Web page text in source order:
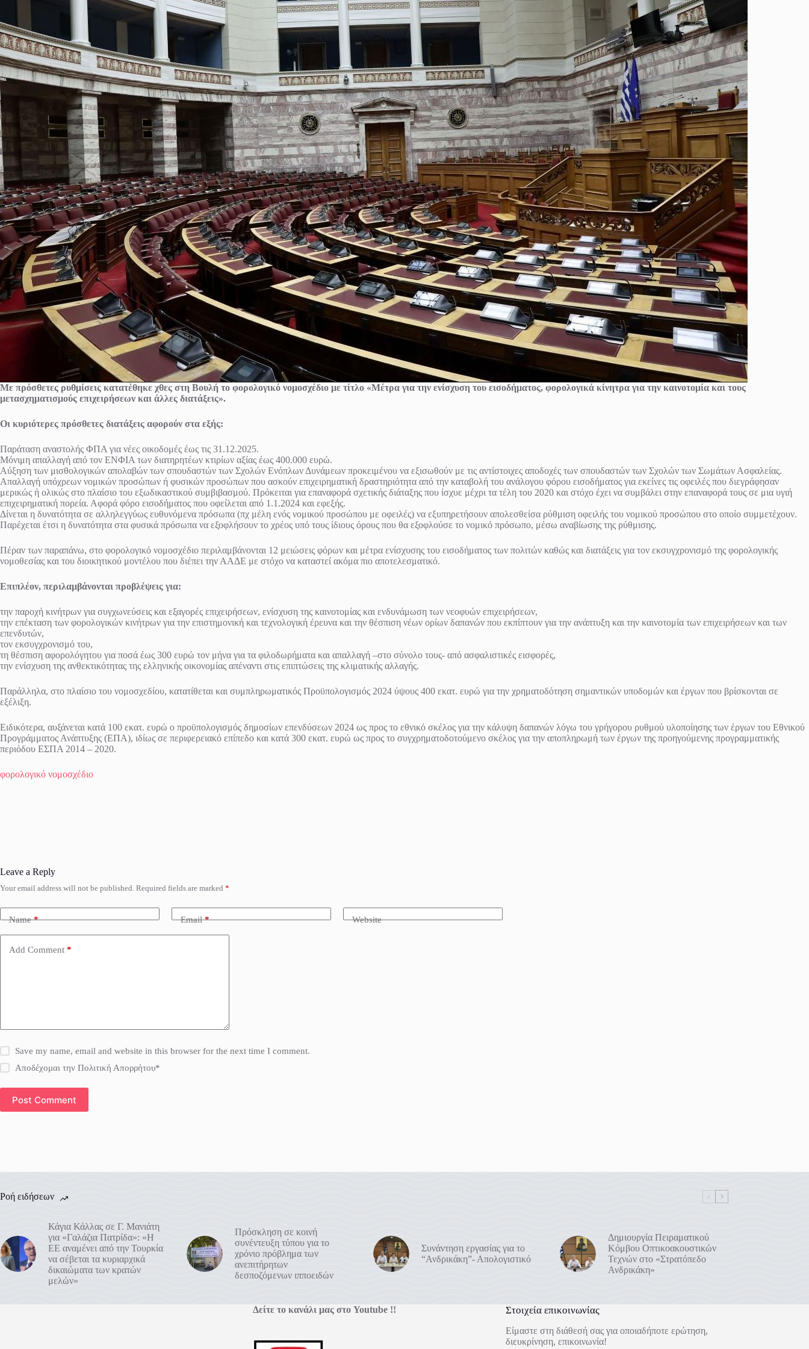
Με πρόσθετες ρυθμίσεις κατατέθηκε χθες στη Βουλή το φορολογικό νομοσχέδιο με τίτλο «Μέτρα για την ενίσχυση του εισοδήματος, φορολογικά κίνητρα για την καινοτομία και τους
μετασχηματισμούς επιχειρήσεων και άλλες διατάξεις».
Οι κυριότερες πρόσθετες διατάξεις αφορούν στα εξής:
Παράταση αναστολής ΦΠΑ για νέες οικοδομές έως τις 31.12.2025.
Μόνιμη απαλλαγή από τον ΕΝΦΙΑ των διατηρητέων κτιρίων αξίας έως 400.000 ευρώ.
Αύξηση των μισθολογικών απολαβών των σπουδαστών των Σχολών Ενόπλων Δυνάμεων προκειμένου να εξισωθούν με τις αντίστοιχες αποδοχές των σπουδαστών των Σχολών των Σωμάτων Ασφαλείας.
Απαλλαγή υπόχρεων νομικών προσώπων ή φυσικών προσώπων που ασκούν επιχειρηματική δραστηριότητα από την καταβολή του ανάλογου φόρου εισοδήματος για εκείνες τις οφειλές που διεγράφησαν
μερικώς ή ολικώς στο πλαίσιο του εξωδικαστικού συμβιβασμού. Πρόκειται για επαναφορά σχετικής διάταξης που ίσχυε μέχρι τα τέλη του 2020 και στόχο έχει να συμβάλει στην επαναφορά τους σε μια υγιή
επιχειρηματική πορεία. Αφορά φόρο εισοδήματος που οφείλεται από 1.1.2024 και εφεξής.
Δίνεται η δυνατότητα σε αλληλεγγύως ευθυνόμενα πρόσωπα (πχ μέλη ενός νομικού προσώπου με οφειλές) να εξυπηρετήσουν απολεσθείσα ρύθμιση οφειλής του νομικού προσώπου στο οποίο συμμετέχουν.
Παρέχεται έτσι η δυνατότητα στα φυσικά πρόσωπα να εξοφλήσουν το χρέος υπό τους ίδιους όρους που θα εξοφλούσε το νομικό πρόσωπο, μέσω αναβίωσης της ρύθμισης.
Πέραν των παραπάνω, στο φορολογικό νομοσχέδιο περιλαμβάνονται 12 μειώσεις φόρων και μέτρα ενίσχυσης του εισοδήματος των πολιτών καθώς και διατάξεις για τον εκσυγχρονισμό της φορολογικής
νομοθεσίας και του διοικητικού μοντέλου που διέπει την ΑΑΔΕ με στόχο να καταστεί ακόμα πιο αποτελεσματικό.
Επιπλέον, περιλαμβάνονται προβλέψεις για:
την παροχή κινήτρων για συγχωνεύσεις και εξαγορές επιχειρήσεων, ενίσχυση της καινοτομίας και ενδυνάμωση των νεοφυών επιχειρήσεων,
την επέκταση των φορολογικών κινήτρων για την επιστημονική και τεχνολογική έρευνα και την θέσπιση νέων ορίων δαπανών που εκπίπτουν για την ανάπτυξη και την καινοτομία των επιχειρήσεων και των
επενδυτών,
τον εκσυγχρονισμό του,
τη θέσπιση αφορολόγητου για ποσά έως 300 ευρώ τον μήνα για τα φιλοδωρήματα και απαλλαγή –στο σύνολο τους- από ασφαλιστικές εισφορές,
την ενίσχυση της ανθεκτικότητας της ελληνικής οικονομίας απέναντι στις επιπτώσεις της κλιματικής αλλαγής.
Παράλληλα, στο πλαίσιο του νομοσχεδίου, κατατίθεται και συμπληρωματικός Προϋπολογισμός 2024 ύψους 400 εκατ. ευρώ για την χρηματοδότηση σημαντικών υποδομών και έργων που βρίσκονται σε
εξέλιξη.
Ειδικότερα, αυξάνεται κατά 100 εκατ. ευρώ ο προϋπολογισμός δημοσίων επενδύσεων 2024 ως προς το εθνικό σκέλος για την κάλυψη δαπανών λόγω του γρήγορου ρυθμού υλοποίησης των έργων του Εθνικού
Προγράμματος Ανάπτυξης (ΕΠΑ), ιδίως σε περιφερειακό επίπεδο και κατά 300 εκατ. ευρώ ως προς το συγχρηματοδοτούμενο σκέλος για την αποπληρωμή των έργων της προηγούμενης προγραμματικής
περιόδου ΕΣΠΑ 2014 – 2020.
φορολογικό νομοσχέδιο
Leave a Reply
Your email address will not be published. Required fields are marked *
Name* Email* Website
Add Comment *
Save my name, email and website in this browser for the next time I comment.
Αποδέχομαι την Πολιτική Απορρήτου*
Post Comment
Ροή ειδήσεων
Κάγια Κάλλας σε Γ. Μανιάτη
για «Γαλάζια Πατρίδα»: «Η
ΕΕ αναμένει από την Τουρκία
να σέβεται τα κυριαρχικά
δικαιώματα των κρατών
μελών»
Πρόσκληση σε κοινή
συνέντευξη τύπου για το
χρόνιο πρόβλημα των
ανεπιτήρητων
δεσποζόμενων ιπποειδών
Συνάντηση εργασίας για το
“Ανδρικάκη”- Απολογιστικό
Δημιουργία Πειραματικού
Κόμβου Οπτικοακουστικών
Τεχνών στο «Στρατόπεδο
Ανδρικάκη»
Δείτε το κανάλι μας στο Youtube !! Στοιχεία επικοινωνίας
Είμαστε στη διάθεσή σας για οποιαδήποτε ερώτηση,
διευκρίνηση, επικοινωνία!